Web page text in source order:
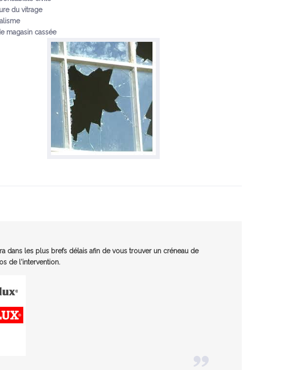
du vitrage
magasin cassée
dans les plus brefs délais afin de vous trouver un créneau de
de l'intervention.